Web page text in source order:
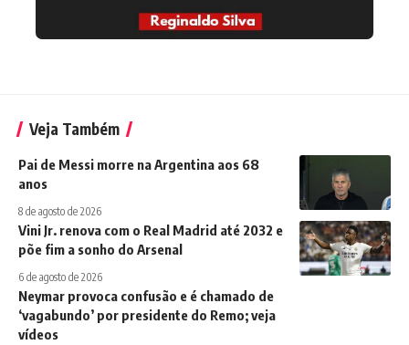
Veja Também
Pai de Messi morre na Argentina aos 68
anos
8 de agosto de 2026
Vini Jr. renova com o Real Madrid até 2032 e
põe fim a sonho do Arsenal
6 de agosto de 2026
Neymar provoca confusão e é chamado de
‘vagabundo’ por presidente do Remo; veja
vídeos